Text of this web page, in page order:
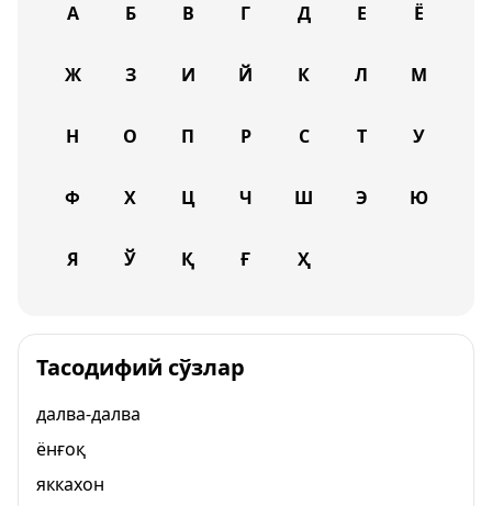
А Б В Г Д Е Ё
Ж З И Й К Л М
Н О П Р С Т У
Ф Х Ц Ч Ш Э Ю
Я Ў Қ Ғ Ҳ
Тасодифий сўзлар
далва-далва
ёнғоқ
яккахон